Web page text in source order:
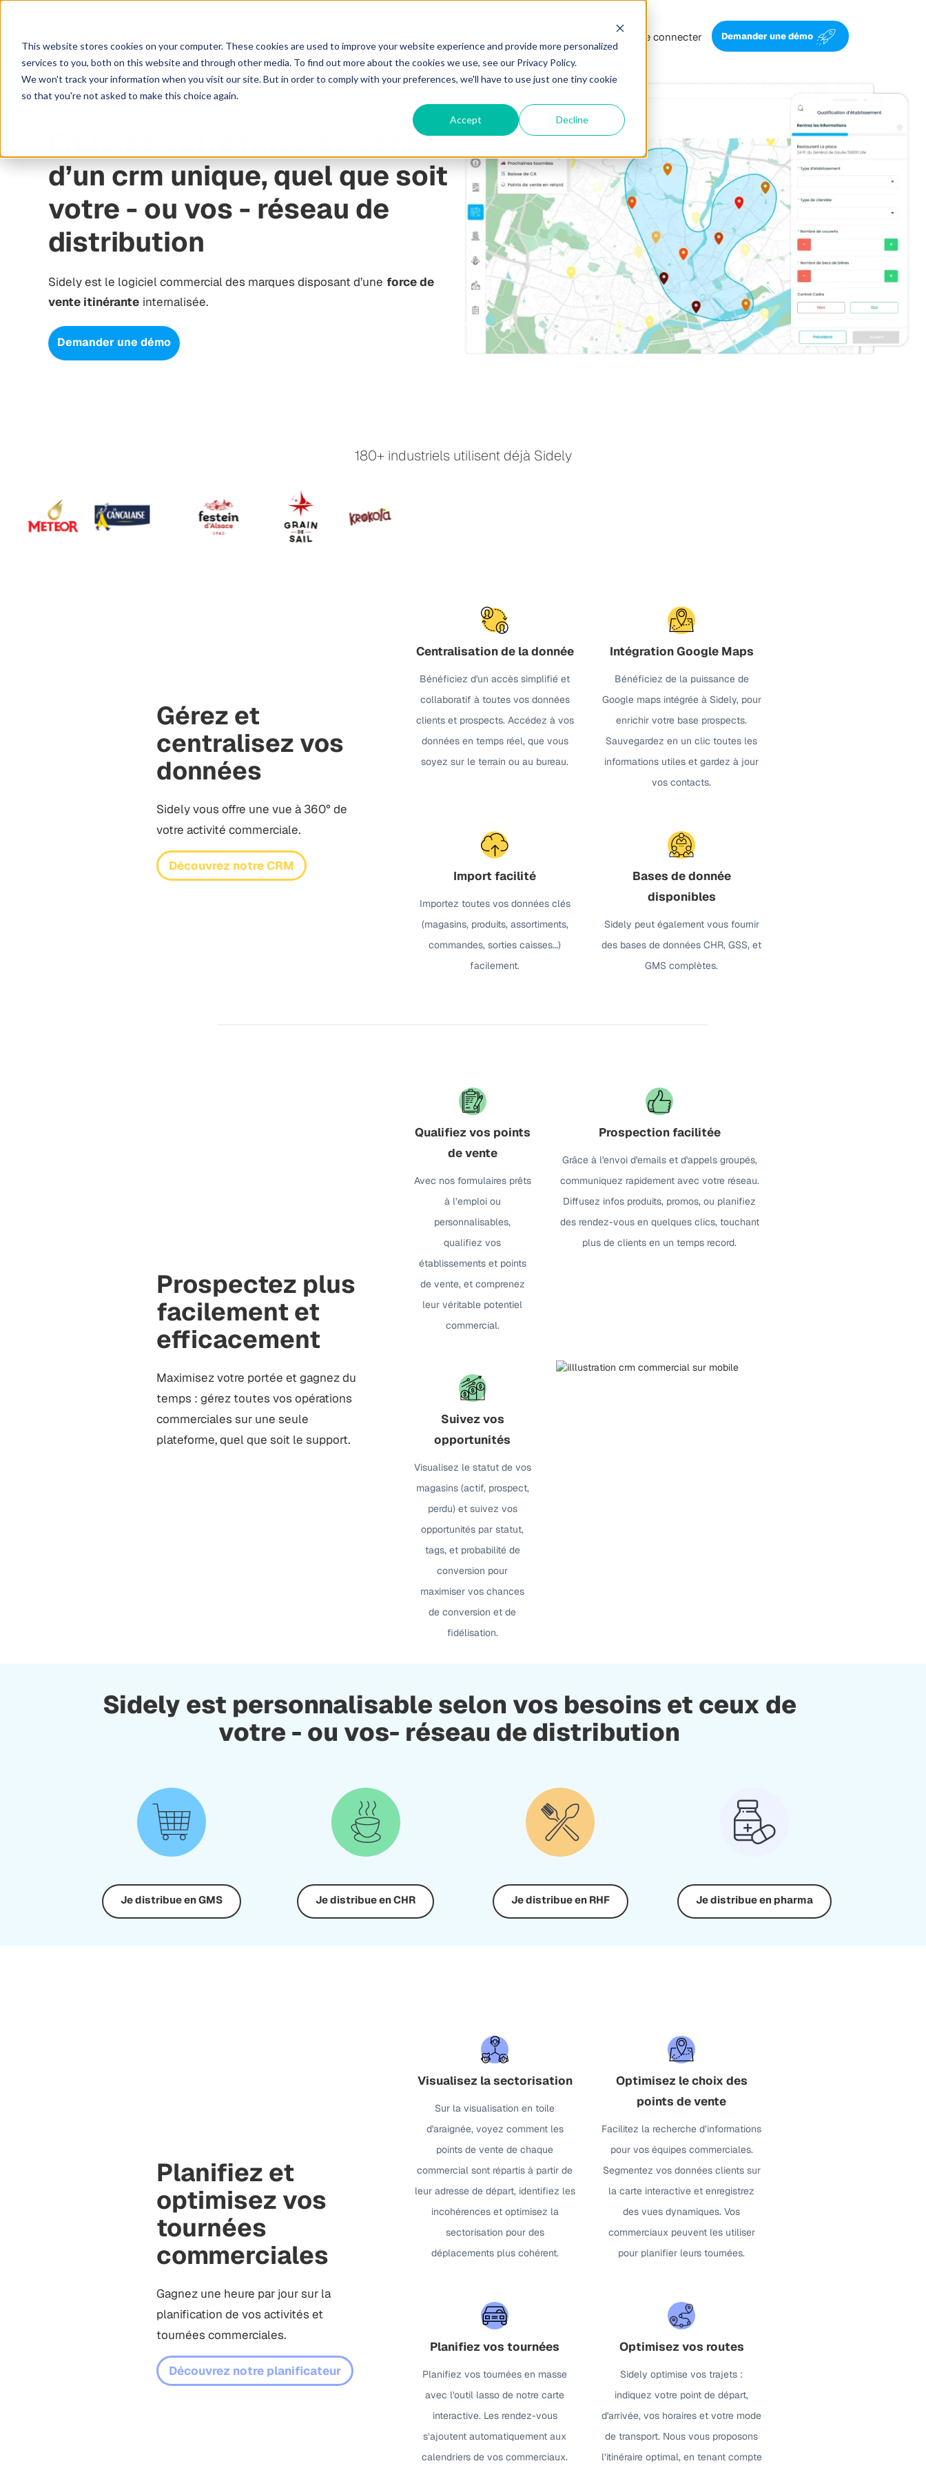
This website stores cookies on your computer. These cookies are used to improve your website experience and provide more personalized
services to you, both on this website and through other media. To find out more about the cookies we use, see our Privacy Policy.
We won't track your information when you visit our site. But in order to comply with your preferences, we'll have to use just one tiny cookie
so that you're not asked to make this choice again.
Accept Decline
Se connecter Demander une démo
Field Service Management CRM
Equipez votre force de vente
d’un crm unique, quel que soit
votre - ou vos - réseau de
distribution
Sidely est le logiciel commercial des marques disposant d’une force de
vente itinérante internalisée.
Demander une démo
180+ industriels utilisent déjà Sidely
Gérez et
centralisez vos
données
Sidely vous offre une vue à 360° de
votre activité commerciale.
Découvrez notre CRM
Centralisation de la donnée
Bénéficiez d'un accès simplifié et
collaboratif à toutes vos données
clients et prospects. Accédez à vos
données en temps réel, que vous
soyez sur le terrain ou au bureau.
Intégration Google Maps
Bénéficiez de la puissance de
Google maps intégrée à Sidely, pour
enrichir votre base prospects.
Sauvegardez en un clic toutes les
informations utiles et gardez à jour
vos contacts.
Import facilité
Importez toutes vos données clés
(magasins, produits, assortiments,
commandes, sorties caisses…)
facilement.
Bases de donnée
disponibles
Sidely peut également vous fournir
des bases de données CHR, GSS, et
GMS complètes.
Prospectez plus
facilement et
efficacement
Maximisez votre portée et gagnez du
temps : gérez toutes vos opérations
commerciales sur une seule
plateforme, quel que soit le support.
Qualifiez vos points
de vente
Avec nos formulaires prêts
à l’emploi ou
personnalisables,
qualifiez vos
établissements et points
de vente, et comprenez
leur véritable potentiel
commercial.
Prospection facilitée
Grâce à l'envoi d'emails et d'appels groupés,
communiquez rapidement avec votre réseau.
Diffusez infos produits, promos, ou planifiez
des rendez-vous en quelques clics, touchant
plus de clients en un temps record.
Suivez vos
opportunités
Visualisez le statut de vos
magasins (actif, prospect,
perdu) et suivez vos
opportunités par statut,
tags, et probabilité de
conversion pour
maximiser vos chances
de conversion et de
fidélisation.
Sidely est personnalisable selon vos besoins et ceux de
votre - ou vos- réseau de distribution
Je distribue en GMS Je distribue en CHR Je distribue en RHF Je distribue en pharma
Planifiez et
optimisez vos
tournées
commerciales
Gagnez une heure par jour sur la
planification de vos activités et
tournées commerciales.
Découvrez notre planificateur
Visualisez la sectorisation
Sur la visualisation en toile
d'araignée, voyez comment les
points de vente de chaque
commercial sont répartis à partir de
leur adresse de départ, identifiez les
incohérences et optimisez la
sectorisation pour des
déplacements plus cohérent.
Optimisez le choix des
points de vente
Facilitez la recherche d’informations
pour vos équipes commerciales.
Segmentez vos données clients sur
la carte interactive et enregistrez
des vues dynamiques. Vos
commerciaux peuvent les utiliser
pour planifier leurs tournées.
Planifiez vos tournées
Planifiez vos tournées en masse
avec l'outil lasso de notre carte
interactive. Les rendez-vous
s’ajoutent automatiquement aux
calendriers de vos commerciaux.
Optimisez vos routes
Sidely optimise vos trajets :
indiquez votre point de départ,
d'arrivée, vos horaires et votre mode
de transport. Nous vous proposons
l’itinéraire optimal, en tenant compte